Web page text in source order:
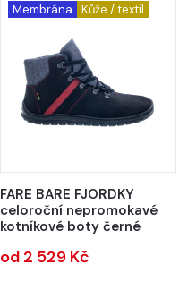
Membrána Kůže / textil
FARE BARE FJORDKY
celoroční nepromokavé
kotníkové boty černé
od 2 529 Kč